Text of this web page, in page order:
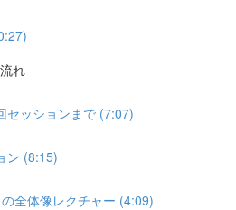
れ
セッションまで (7:07)
ン (8:15)
全体像レクチャー (4:09)